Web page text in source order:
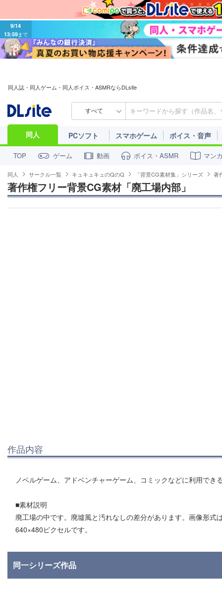
9/14
13:59まで
同人誌・同人ゲーム・同人ボイス・ASMRならDLsite
すべて
同人 PCソフト スマホゲーム ボイス・音声
TOP ゲーム 動画 ボイス・ASMR マン
同人 サークル一覧 キュキュキュのQのQ 「背景CG素材集」シリーズ 著
著作権フリー背景CG素材「廃工場内部」
作品内容
ノベルゲーム、アドベンチャーゲーム、コミックなどに利用でき
■素材説明
廃工場の中です。廃墟風と汚れなしの差分があります。画像形
640×480ピクセルです。
同一シリーズ作品